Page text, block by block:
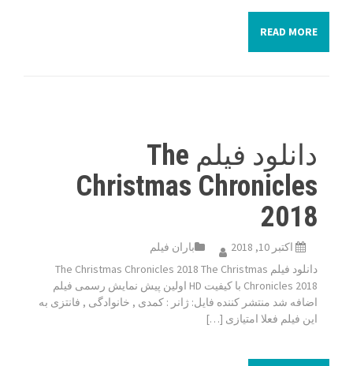
READ MORE
دانلود فیلم The
Christmas Chronicles
2018
اکتبر 10, 2018
باران فیلم
دانلود فیلم The Christmas Chronicles 2018 The Christmas
Chronicles 2018 با کیفیت HD اولین پیش نمایش رسمی فیلم
اضافه شد منتشر کننده فایل: ژانر : کمدی , خانوادگی , فانتزی به
این فیلم فعلا امتیازی […]